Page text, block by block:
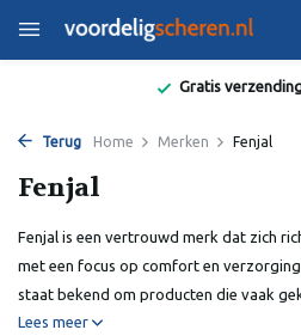
Gratis
Terug Home Merken Fenjal
Fenjal
Fenjal is een vertrouwd merk dat zich
met een focus op comfort en verzorging
staat bekend om producten die vaak
Lees meer